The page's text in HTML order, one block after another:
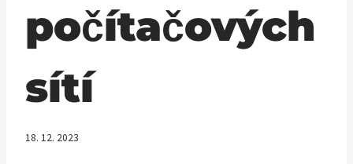
počítačových
sítí
18. 12. 2023